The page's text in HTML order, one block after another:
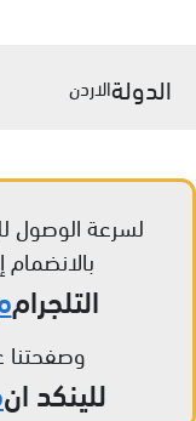
الدولةالاردن
لسرعة الوصول
بالانضمام
التلجرام
وصفحتنا
للينكد ان